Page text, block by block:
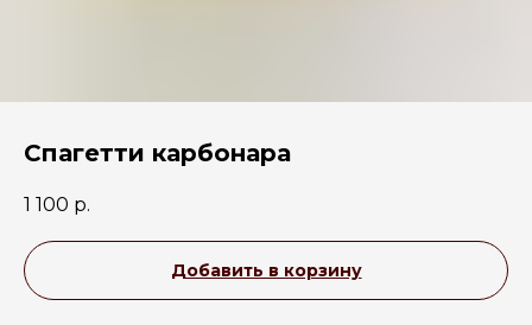
Спагетти карбонара
1 100 р.
Добавить в корзину